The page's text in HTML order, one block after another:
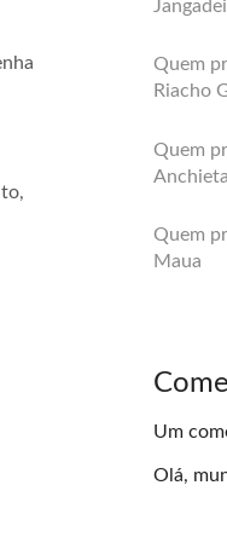
Quem
Riacho
Quem
Anchieta
Quem
Maua
Um
Olá,